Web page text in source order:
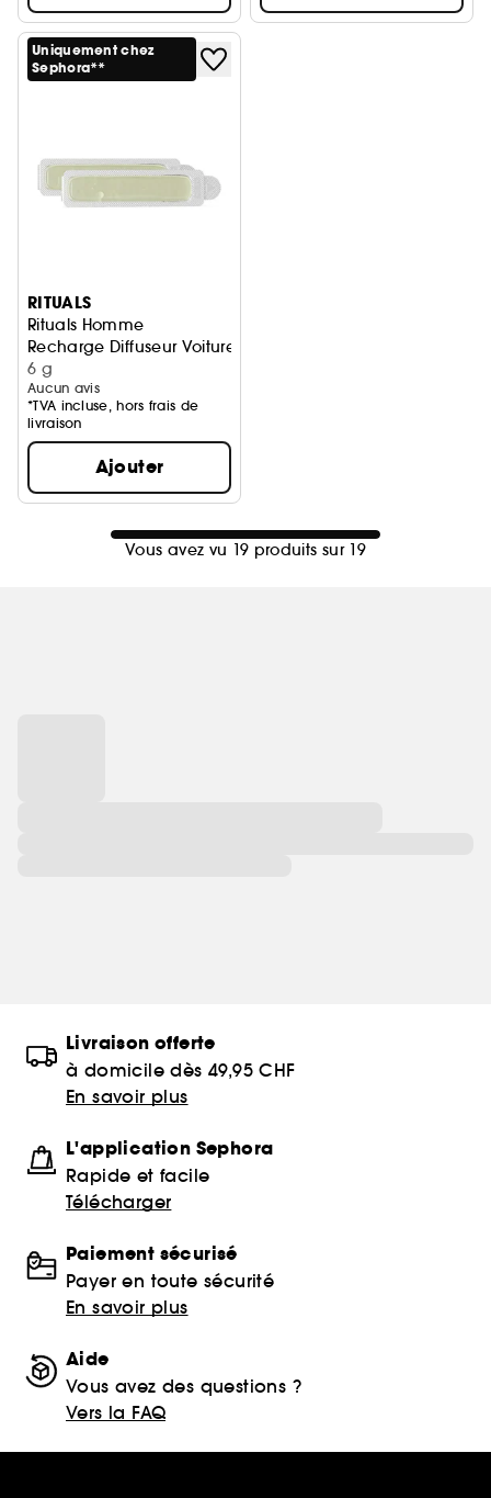
Uniquement chez
Sephora**
RITUALS
Rituals Homme
Recharge Diffuseur Voiture
6 g
Aucun avis
*TVA incluse, hors frais de
livraison
Ajouter
Vous avez vu 19 produits sur 19
Livraison offerte
à domicile dès 49,95 CHF
En savoir plus
L'application Sephora
Rapide et facile
Télécharger
Paiement sécurisé
Payer en toute sécurité
En savoir plus
Aide
Vous avez des questions ?
Vers la FAQ